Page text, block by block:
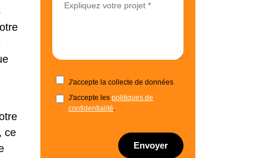
ce
J'accepte la collecte de données
J'accepte les politiques de
confidentialité.
Envoyer